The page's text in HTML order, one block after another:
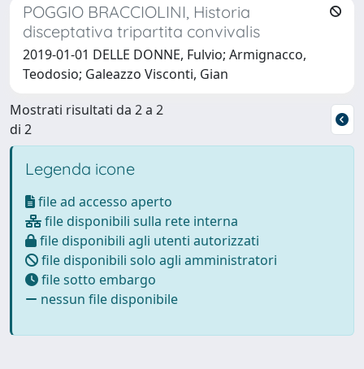
POGGIO BRACCIOLINI, Historia
disceptativa tripartita convivalis
2019-01-01 DELLE DONNE, Fulvio; Armignacco,
Teodosio; Galeazzo Visconti, Gian
Mostrati risultati da 2 a 2
di 2
Legenda icone
file ad accesso aperto
file disponibili sulla rete interna
file disponibili agli utenti autorizzati
file disponibili solo agli amministratori
file sotto embargo
nessun file disponibile